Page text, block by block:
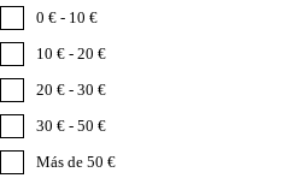
0 € - 10 €
10 € - 20 €
20 € - 30 €
30 € - 50 €
Más de 50 €